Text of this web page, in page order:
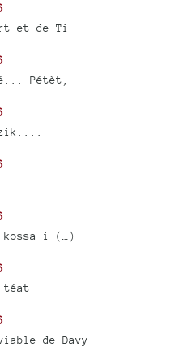
et de Ti
Pétèt,
kossa i (…)
téat
de Davy